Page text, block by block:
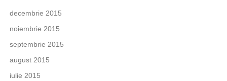
decembrie 2015
noiembrie 2015
septembrie 2015
august 2015
iulie 2015